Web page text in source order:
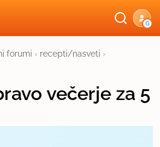
G
forumi › recepti/nasveti ›
večerje za 5